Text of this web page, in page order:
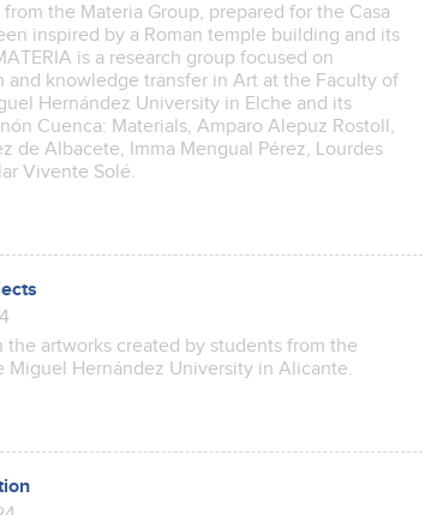
the Materia Group, prepared for the Casa
inspired by a Roman temple building and its
is a research group focused on
and knowledge transfer in Art at the Faculty of
Hernández University in Elche and its
Cuenca: Materials, Amparo Alepuz Rostoll,
de Albacete, Imma Mengual Pérez, Lourdes
Vivente Solé.
artworks created by students from the
Miguel Hernández University in Alicante.